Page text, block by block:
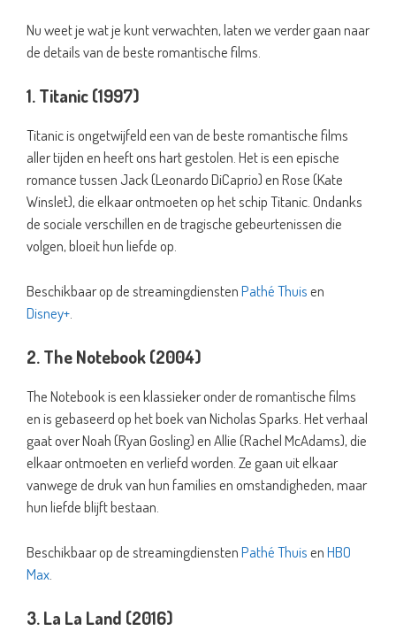
Nu weet je wat je kunt verwachten, laten we verder gaan naar
de details van de beste romantische films.
1. Titanic (1997)
Titanic is ongetwijfeld een van de beste romantische films
aller tijden en heeft ons hart gestolen. Het is een epische
romance tussen Jack (Leonardo DiCaprio) en Rose (Kate
Winslet), die elkaar ontmoeten op het schip Titanic. Ondanks
de sociale verschillen en de tragische gebeurtenissen die
volgen, bloeit hun liefde op.
Beschikbaar op de streamingdienstenPathé Thuisen
Disney+
2. The Notebook (2004)
The Notebook is een klassieker onder de romantische films
en is gebaseerd op het boek van Nicholas Sparks. Het verhaal
gaat over Noah (Ryan Gosling) en Allie (Rachel McAdams), die
elkaar ontmoeten en verliefd worden. Ze gaan uit elkaar
vanwege de druk van hun families en omstandigheden, maar
hun liefde blijft bestaan.
Beschikbaar op de streamingdienstenPathé ThuisenHBO
Max
3. La La Land (2016)